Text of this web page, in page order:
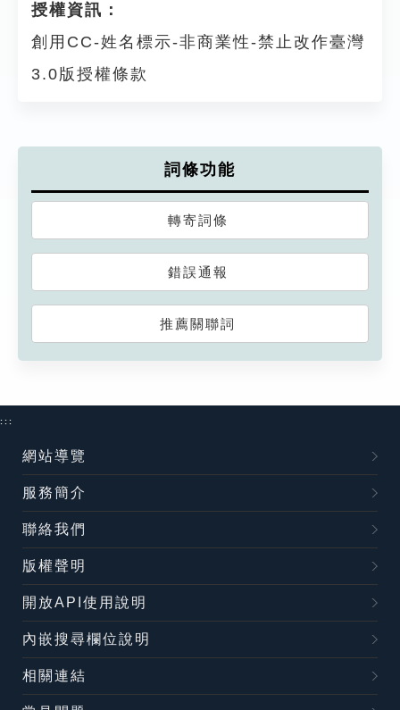
授權資訊：
創用CC-姓名標示-非商業性-禁止改作臺灣
3.0版授權條款
詞條功能
轉寄詞條
錯誤通報
推薦關聯詞
:::
網站導覽
服務簡介
聯絡我們
版權聲明
開放API使用說明
內嵌搜尋欄位說明
相關連結